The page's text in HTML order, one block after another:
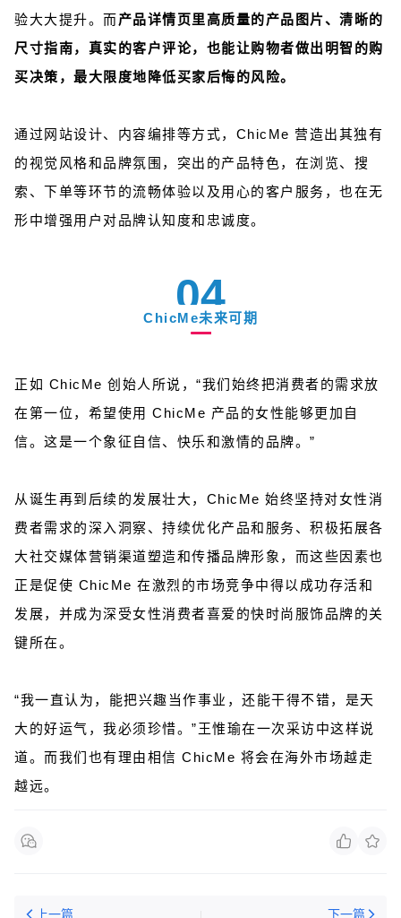
验大大提升。 而产品详情页里高质量的产品图片、清晰的
尺寸指南，真实的客户评论，也能让购物者做出明智的购
买决策，最大限度地降低买家后悔的风险。
通过网站设计、内容编排等方式，ChicMe 营造出其独有
的视觉风格和品牌氛围，突出的产品特色，在浏览、搜
索、下单等环节的流畅体验以及用心的客户服务，也在无
形中增强用户对品牌认知度和忠诚度。
04
ChicMe未来可期
正如 ChicMe 创始人所说，“我们始终把消费者的需求放
在第一位，希望使用 ChicMe 产品的女性能够更加自
信。这是一个象征自信、快乐和激情的品牌。”
从诞生再到后续的发展壮大，ChicMe 始终坚持对女性消
费者需求的深入洞察、持续优化产品和服务、积极拓展各
大社交媒体营销渠道塑造和传播品牌形象，而这些因素也
正是促使 ChicMe 在激烈的市场竞争中得以成功存活和
发展，并成为深受女性消费者喜爱的快时尚服饰品牌的关
键所在。
“我一直认为，能把兴趣当作事业，还能干得不错，是天
大的好运气，我必须珍惜。”王惟瑜在一次采访中这样说
道。而我们也有理由相信 ChicMe 将会在海外市场越走
越远。
上一篇 下一篇